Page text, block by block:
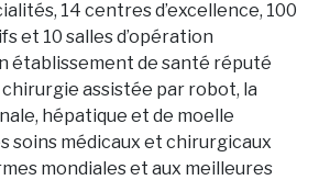
14 centres d’excellence, 100
et 10 salles d’opération
établissement de santé réputé
chirurgie assistée par robot, la
hépatique et de moelle
soins médicaux et chirurgicaux
mondiales et aux meilleures